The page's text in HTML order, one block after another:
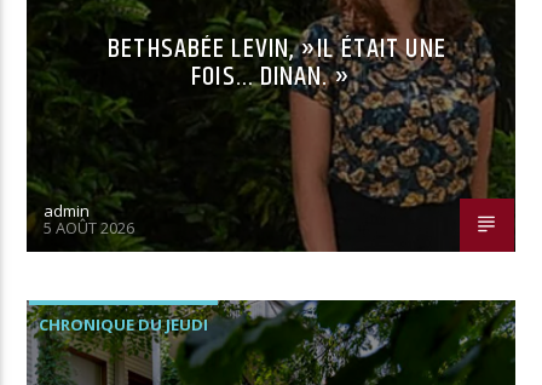
BETHSABÉE LEVIN, »IL ÉTAIT UNE
FOIS… DINAN. »
admin
5 AOÛT 2026
CHRONIQUE DU JEUDI